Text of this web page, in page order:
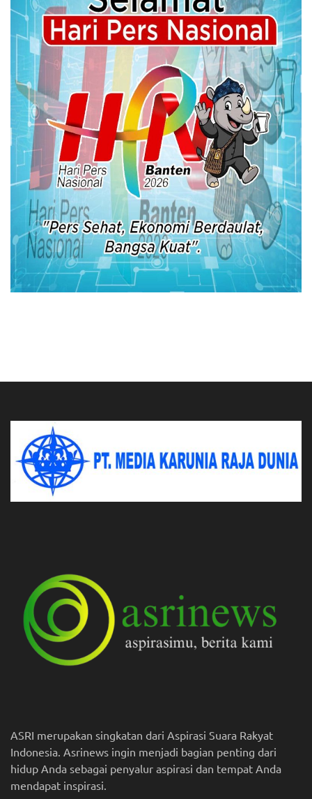
ASRI merupakan singkatan dari Aspirasi Suara Rakyat
Indonesia. Asrinews ingin menjadi bagian penting dari
hidup Anda sebagai penyalur aspirasi dan tempat Anda
mendapat inspirasi.